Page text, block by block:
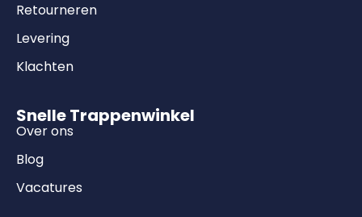
Retourneren
Levering
Klachten
Snelle Trappenwinkel
Over ons
Blog
Vacatures